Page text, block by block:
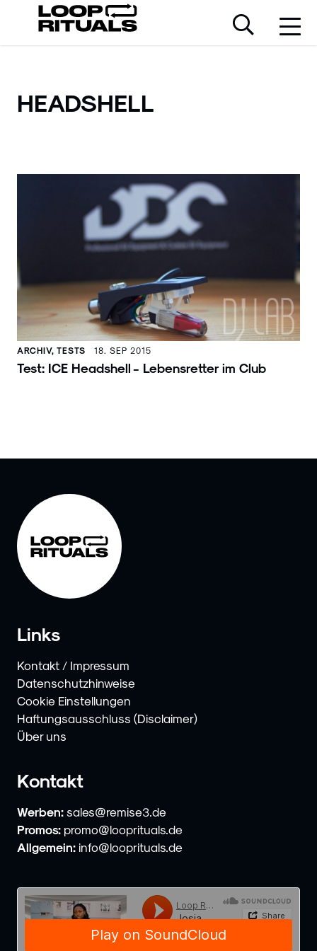
HEADSHELL
ARCHIV, TESTS 18. SEP 2015
Test: ICE Headshell - Lebensretter im Club
Links
Kontakt / Impressum
Datenschutzhinweise
Cookie Einstellungen
Haftungsausschluss (Disclaimer)
Über uns
Kontakt
Werben: sales@remise3.de
Promos: promo@looprituals.de
Allgemein: info@looprituals.de